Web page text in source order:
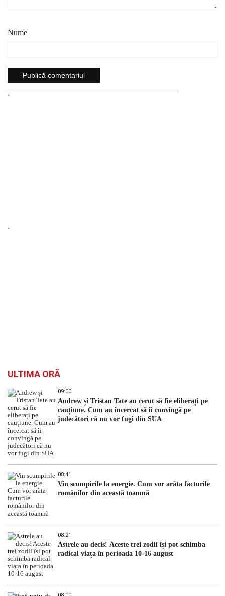
Nume
`
`
ULTIMA ORĂ
09:00
Andrew și Tristan Tate au cerut să fie eliberați pe
cauțiune. Cum au încercat să îi convingă pe
judecători că nu vor fugi din SUA
08:41
Vin scumpirile la energie. Cum vor arăta facturile
românilor din această toamnă
08:21
Astrele au decis! Aceste trei zodii își pot schimba
radical viața în perioada 10-16 august